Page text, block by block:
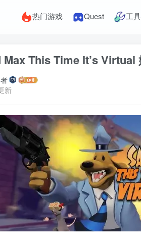
热门游戏 Quest 工具
This Time It’s Virtual
新